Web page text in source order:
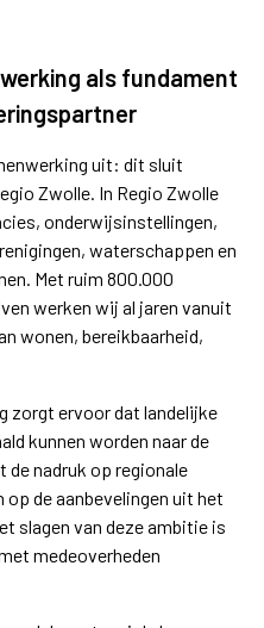
als fundament
uit: dit sluit
Zwolle. In Regio Zwolle
onderwijsinstellingen,
waterschappen en
Met ruim 800.000
werken wij al jaren vanuit
wonen, bereikbaarheid,
zorgt ervoor dat landelijke
kunnen worden naar de
nadruk op regionale
de aanbevelingen uit het
slagen van deze ambitie is
medeoverheden